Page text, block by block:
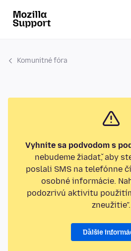
Komunitné fóra
Vyhnite sa podvodom s
nebudeme žiadať, aby
poslali SMS na telefónne
osobné informácie.
podozrivú aktivitu
zneužitie”.
Ďalšie